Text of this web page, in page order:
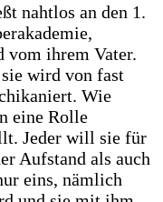
nahtlos an den 1.
vom ihrem Vater.
wird von fast
Wie
eine Rolle
Jeder will sie für
Aufstand als auch
eins, nämlich